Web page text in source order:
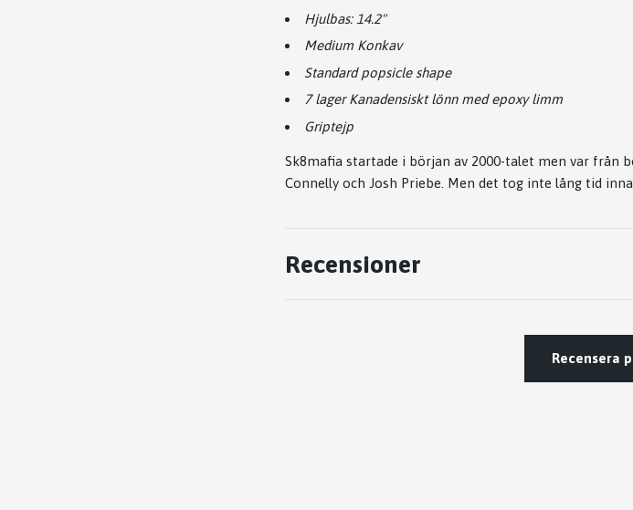
Hjulbas: 14.2"
Medium Konkav
Standard popsicle shape
7 lager Kanadensiskt lönn med epoxy limm
Griptejp
Sk8mafia startade i början av 2000-talet men var från
Connelly och Josh Priebe. Men det tog inte lång tid
Recensioner
Recensera